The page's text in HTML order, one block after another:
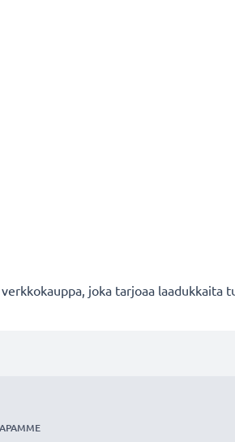
joka tarjoaa